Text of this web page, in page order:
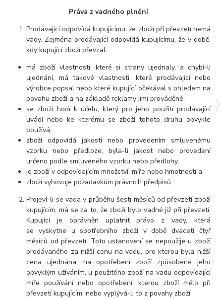
Práva z vadného plnění
Prodávající odpovídá kupujícímu, že zboží při převzetí nemá
vady. Zejména prodávající odpovídá kupujícímu, že v době,
kdy kupující zboží převzal:
má zboží vlastnosti, které si strany ujednaly, a chybí-li
ujednání, má takové vlastnosti, které prodávající nebo
výrobce popsal nebo které kupující očekával s ohledem na
povahu zboží a na základě reklamy jimi prováděné,
se zboží hodí k účelu, který pro jeho použití prodávající
uvádí nebo ke kterému se zboží tohoto druhu obvykle
používá,
zboží odpovídá jakostí nebo provedením smluvenému
vzorku nebo předloze, byla-li jakost nebo provedení
určeno podle smluveného vzorku nebo předlohy,
je zboží v odpovídajícím množství, míře nebo hmotnosti a
zboží vyhovuje požadavkům právních předpisů.
Projeví-li se vada v průběhu šesti měsíců od převzetí zboží
kupujícím, má se za to, že zboží bylo vadné již při převzetí.
Kupující je oprávněn uplatnit právo z vady, která
se vyskytne u spotřebního zboží v době dvaceti čtyř
měsíců od převzetí. Toto ustanovení se nepoužije u zboží
prodávaného za nižší cenu na vadu, pro kterou byla nižší
cena ujednána, na opotřebení zboží způsobené jeho
obvyklým užíváním, u použitého zboží na vadu odpovídající
míře používání nebo opotřebení, kterou zboží mělo při
převzetí kupujícím, nebo vyplývá-li to z povahy zboží.